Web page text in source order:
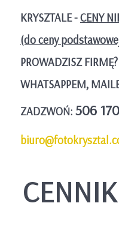
KRYSZTALE -CENY
(do ceny
PROWADZISZ
WHATSAPPEM,
ZADZWOŃ: 506
CENNIK